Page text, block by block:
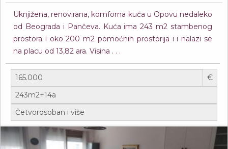
Uknjižena, renovirana, komforna kuća u Opovu nedaleko
od Beograda i Pančeva. Kuća ima 243 m2 stambenog
prostora i oko 200 m2 pomoćnih prostorija i i nalazi se
na placu od 13,82 ara. Visina . . .
€